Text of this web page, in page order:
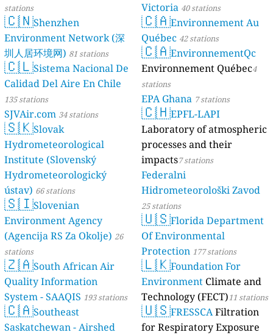
Victoria 40 stations
🇨🇦Environnement Au
Québec 42 stations
🇨🇦EnvironnementQc
Environnement Québec4
stations
EPA Ghana 7 stations
🇨🇭EPFL-LAPI
Laboratory of atmospheric
processes and their
impacts7 stations
Federalni
Hidrometeorološki Zavod
25 stations
🇺🇸Florida Department
Of Environmental
Protection 177 stations
🇱🇰Foundation For
Environment Climate and
Technology (FECT)11 stations
🇺🇸FRESSCAFiltration
for Respiratory Exposure
stations
🇨🇳Shenzhen
Environment Network (深
圳人居环境网) 81 stations
🇨🇱Sistema Nacional De
Calidad Del Aire En Chile
135 stations
SJVAir.com 34 stations
🇸🇰Slovak
Hydrometeorological
Institute (Slovenský
Hydrometeorologický
ústav) 66 stations
🇸🇮Slovenian
Environment Agency
(Agencija RS Za Okolje) 26
stations
🇿🇦South African Air
Quality Information
System - SAAQIS 193 stations
🇨🇦Southeast
Saskatchewan - Airshed